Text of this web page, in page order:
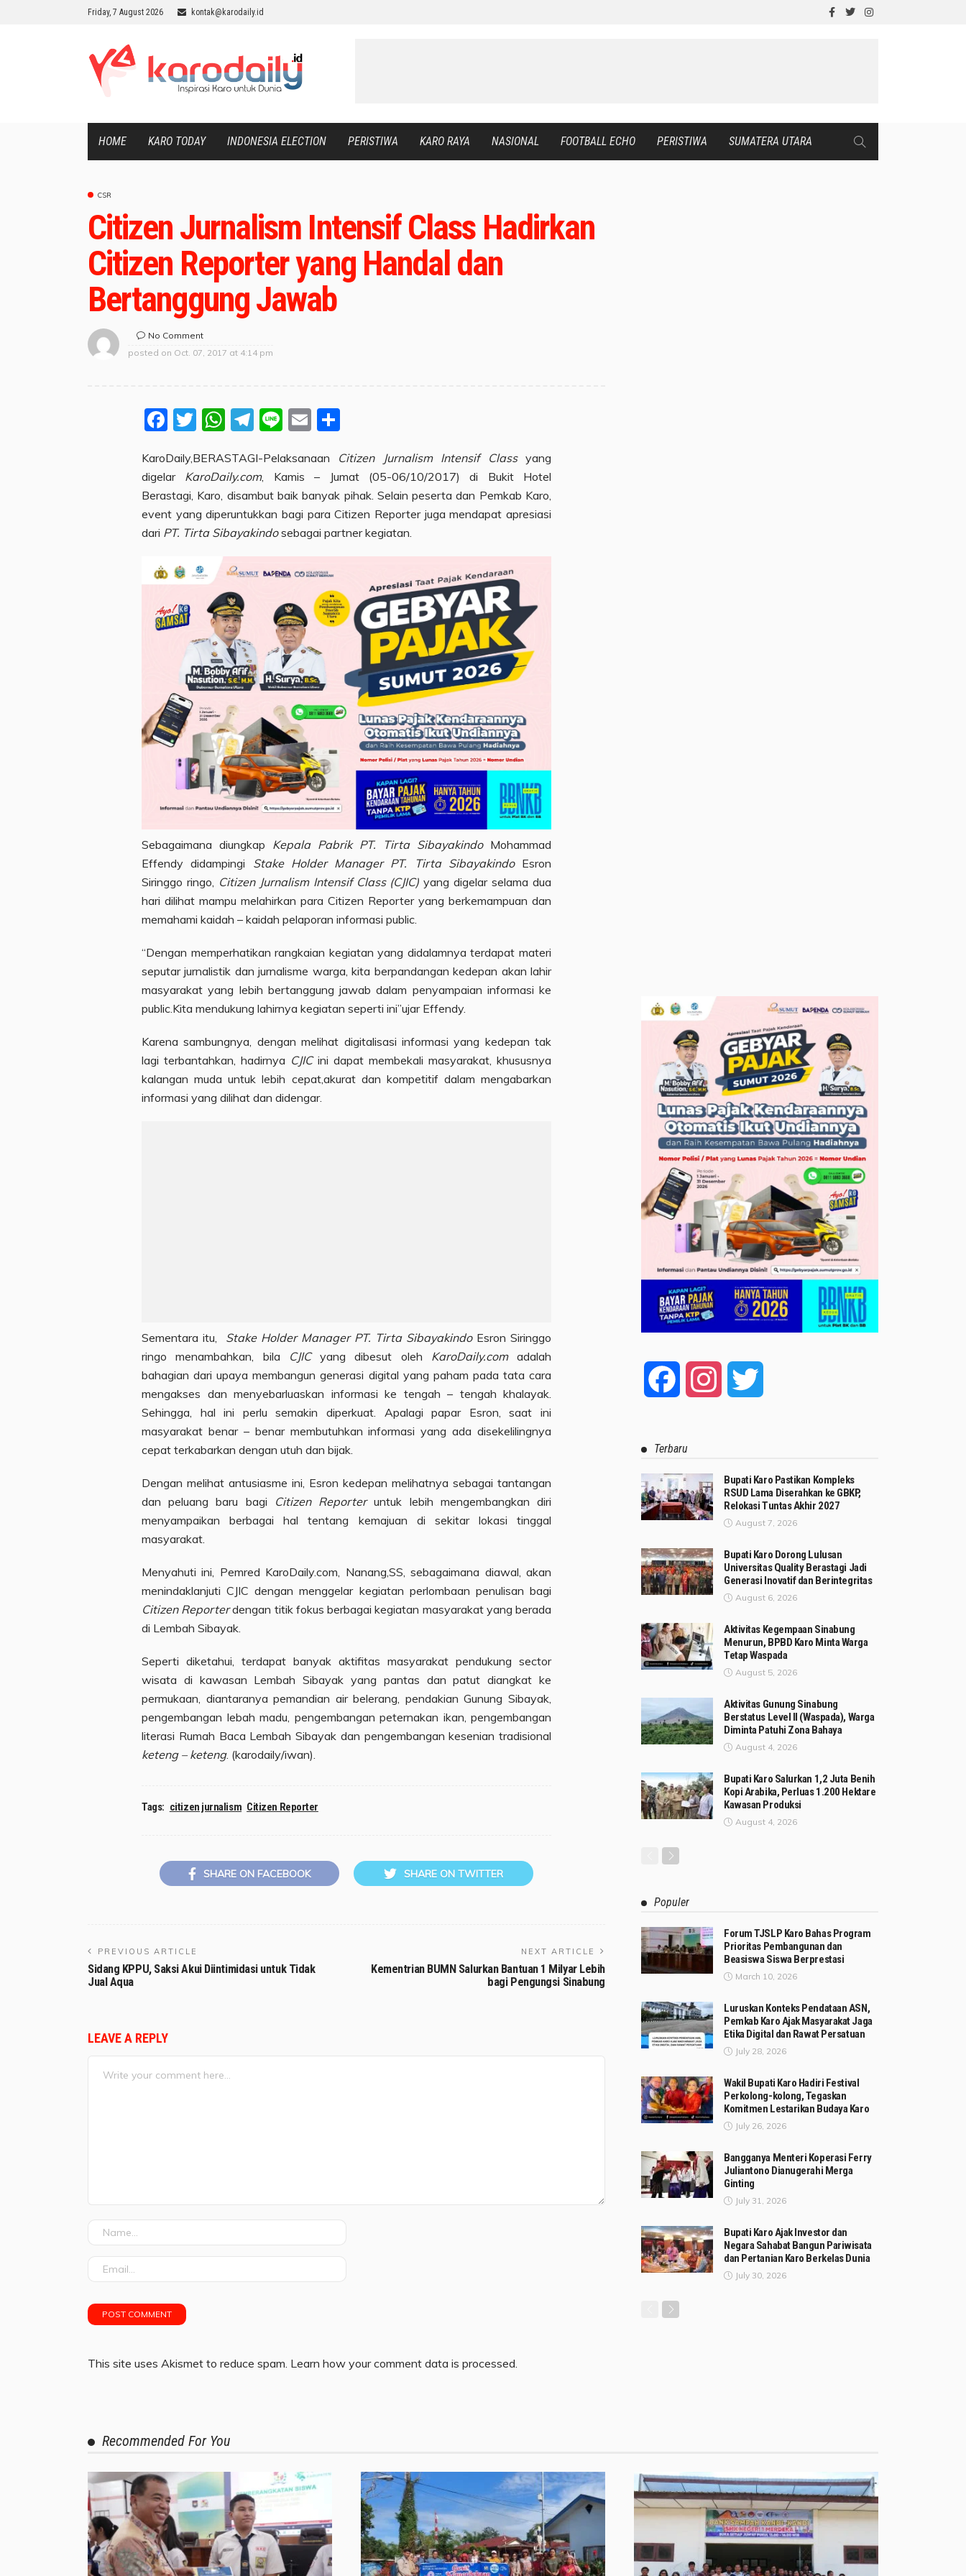
Friday, 7 August 2026 kontak@karodaily.id
HOME KARO TODAY INDONESIA ELECTION PERISTIWA KARO RAYA NASIONAL FOOTBALL ECHO PERISTIWA SUMATERA UTARA
CSR
Citizen Jurnalism Intensif Class Hadirkan
Citizen Reporter yang Handal dan
Bertanggung Jawab
No Comment
posted on Oct. 07, 2017 at 4:14 pm
Facebook
Twitter
WhatsApp
Telegram
LineEmail
KaroDaily,BERASTAGI-Pelaksanaan Citizen Jurnalism Intensif Classyang
digelar KaroDaily.com, Kamis – Jumat (05-06/10/2017) di Bukit Hotel
Berastagi, Karo, disambut baik banyak pihak. Selain peserta dan Pemkab Karo,
event yang diperuntukkan bagi para Citizen Reporter juga mendapat apresiasi
dari PT. Tirta Sibayakindosebagai partner kegiatan.
Sebagaimana diungkap Kepala Pabrik PT. Tirta SibayakindoMohammad
Effendy didampingi Stake Holder Manager PT. Tirta SibayakindoEsron
Siringgo ringo, Citizen Jurnalism Intensif Class (CJIC) yang digelar selama dua
hari dilihat mampu melahirkan para Citizen Reporter yang berkemampuan dan
memahami kaidah – kaidah pelaporan informasi public.
“Dengan memperhatikan rangkaian kegiatan yang didalamnya terdapat materi
seputar jurnalistik dan jurnalisme warga, kita berpandangan kedepan akan lahir
masyarakat yang lebih bertanggung jawab dalam penyampaian informasi ke
public.Kita mendukung lahirnya kegiatan seperti ini”ujar Effendy.
Karena sambungnya, dengan melihat digitalisasi informasi yang kedepan tak
lagi terbantahkan, hadirnya CJICini dapat membekali masyarakat, khususnya
kalangan muda untuk lebih cepat,akurat dan kompetitif dalam mengabarkan
informasi yang dilihat dan didengar.
Sementara itu, Stake Holder Manager PT. Tirta SibayakindoEsron Siringgo
ringo menambahkan, bila
CJICyang dibesut oleh KaroDaily.comadalah
bahagian dari upaya membangun generasi digital yang paham pada tata cara
mengakses dan menyebarluaskan informasi ke tengah – tengah khalayak.
Sehingga, hal ini perlu semakin diperkuat. Apalagi papar Esron, saat ini
masyarakat benar – benar membutuhkan informasi yang ada disekelilingnya
cepat terkabarkan dengan utuh dan bijak.
Dengan melihat antusiasme ini, Esron kedepan melihatnya sebagai tantangan
dan peluang baru bagi
Citizen Reporteruntuk lebih mengembangkan diri
menyampaikan berbagai hal tentang kemajuan di sekitar lokasi tinggal
masyarakat.
Menyahuti ini, Pemred KaroDaily.com, Nanang,SS, sebagaimana diawal, akan
menindaklanjuti CJIC dengan menggelar kegiatan perlombaan penulisan bagi
Citizen Reporterdengan titik fokus berbagai kegiatan masyarakat yang berada
di Lembah Sibayak.
Seperti diketahui, terdapat banyak aktifitas masyarakat pendukung sector
wisata di kawasan Lembah Sibayak yang pantas dan patut diangkat ke
permukaan, diantaranya pemandian air belerang, pendakian Gunung Sibayak,
pengembangan lebah madu, pengembangan peternakan ikan, pengembangan
literasi Rumah Baca Lembah Sibayak dan pengembangan kesenian tradisional
keteng – keteng. (karodaily/iwan).
Tags: citizen jurnalism Citizen Reporter
SHARE ON FACEBOOK SHARE ON TWITTER
PREVIOUS ARTICLE
Sidang KPPU, Saksi Akui Diintimidasi untuk Tidak
Jual Aqua
NEXT ARTICLE
Kementrian BUMN Salurkan Bantuan 1 Milyar Lebih
bagi Pengungsi Sinabung
LEAVE A REPLY
This site uses Akismet to reduce spam. Learn how your comment data is processed.
Facebook Instagram
Terbaru
Bupati Karo Pastikan Kompleks
RSUD Lama Diserahkan ke GBKP,
Relokasi Tuntas Akhir 2027
August 7, 2026
Bupati Karo Dorong Lulusan
Universitas Quality Berastagi Jadi
Generasi Inovatif dan Berintegritas
August 6, 2026
Aktivitas Kegempaan Sinabung
Menurun, BPBD Karo Minta Warga
Tetap Waspada
August 5, 2026
Aktivitas Gunung Sinabung
Berstatus Level II (Waspada), Warga
Diminta Patuhi Zona Bahaya
August 4, 2026
Bupati Karo Salurkan 1,2 Juta Benih
Kopi Arabika, Perluas 1.200 Hektare
Kawasan Produksi
August 4, 2026
Populer
Forum TJSLP Karo Bahas Program
Prioritas Pembangunan dan
Beasiswa Siswa Berprestasi
March 10, 2026
Luruskan Konteks Pendataan ASN,
Pemkab Karo Ajak Masyarakat Jaga
Etika Digital dan Rawat Persatuan
July 28, 2026
Wakil Bupati Karo Hadiri Festival
Perkolong-kolong, Tegaskan
Komitmen Lestarikan Budaya Karo
July 26, 2026
Bangganya Menteri Koperasi Ferry
Juliantono Dianugerahi Merga
Ginting
July 31, 2026
Bupati Karo Ajak Investor dan
Negara Sahabat Bangun Pariwisata
dan Pertanian Karo Berkelas Dunia
July 30, 2026
Recommended For You